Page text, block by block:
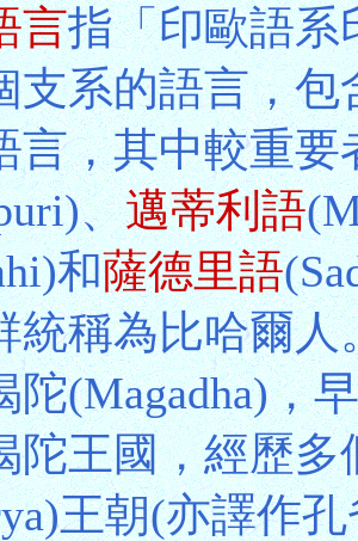
言指「印歐語系
支系的語言，包
言，其中較重要
、邁蒂利語
和薩德里語
統稱為比哈爾人
陀(Magadha)，
陀王國，經歷多
王朝(亦譯作